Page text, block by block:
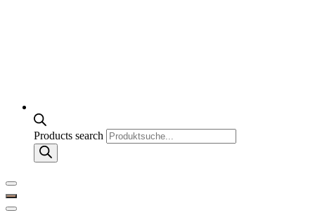
Products search